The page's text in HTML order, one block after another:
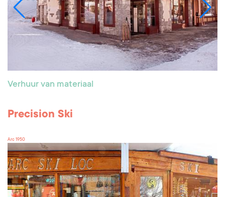
Verhuur van materiaal
Precision Ski
Arc 1950